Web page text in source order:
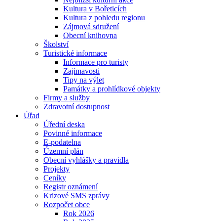
Kultura v Bořeticích
Kultura z pohledu regionu
Zájmová sdružení
Obecní knihovna
Školství
Turistické informace
Informace pro turisty
Zajímavosti
Tipy na výlet
Památky a prohlídkové objekty
Firmy a služby
Zdravotní dostupnost
Úřad
Úřední deska
Povinné informace
E-podatelna
Územní plán
Obecní vyhlášky a pravidla
Projekty
Ceníky
Registr oznámení
Krizové SMS zprávy
Rozpočet obce
Rok 2026